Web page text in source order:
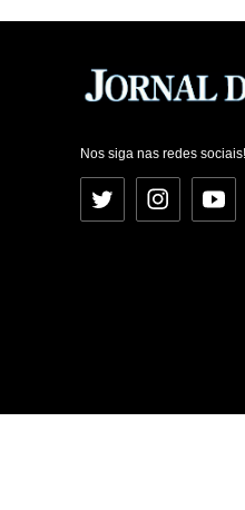
Nos siga nas redes sociais!
Twitter Instagram